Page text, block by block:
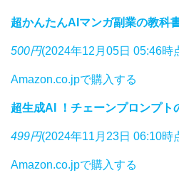
超かんたんAIマンガ副業の教科
500円(2024年12月05日 05:46時
Amazon.co.jpで購入する
超生成AI ！チェーンプロンプト
499円(2024年11月23日 06:10時
Amazon.co.jpで購入する